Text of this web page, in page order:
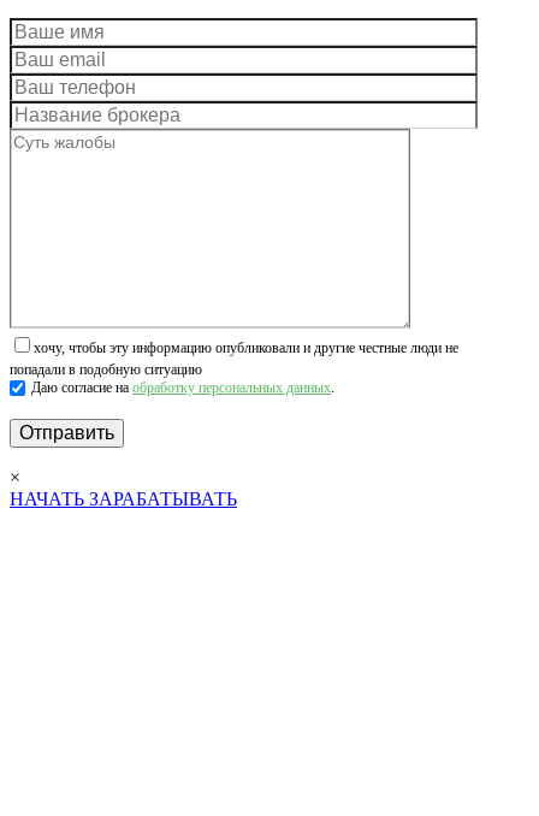
хочу, чтобы эту информацию опубликовали и другие честные люди не
попадали в подобную ситуацию
Даю согласие на обработку персональных данных.
×
НАЧАТЬ ЗАРАБАТЫВАТЬ